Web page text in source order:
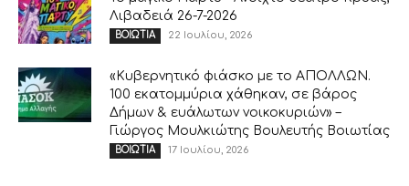
Λιβαδειά 26-7-2026
ΒΟΙΩΤΙΑ 22 Ιουλίου, 2026
«Κυβερνητικό φιάσκο με το ΑΠΟΛΛΩΝ.
100 εκατομμύρια χάθηκαν, σε βάρος
Δήμων & ευάλωτων νοικοκυριών» –
Γιώργος Μουλκιώτης Βουλευτής Βοιωτίας
ΒΟΙΩΤΙΑ 17 Ιουλίου, 2026